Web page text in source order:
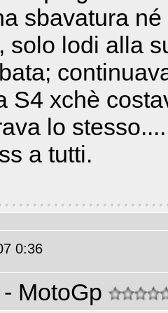
sbavatura
, solo lodi alla
S4 xchè
lo
a tutti.
0:36
- MotoGp